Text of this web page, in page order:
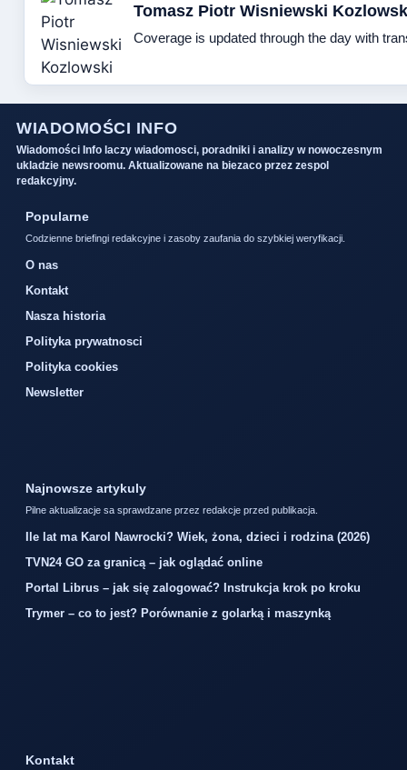
Tomasz Piotr Wisniewski
Coverage is updated through the day with
WIADOMOŚCI INFO
Wiadomości Info laczy wiadomosci, poradniki i analizy w nowoczesnym
ukladzie newsroomu. Aktualizowane na biezaco przez zespol
redakcyjny.
Popularne
Codzienne briefingi redakcyjne i zasoby zaufania do szybkiej weryfikacji.
O nas
Kontakt
Nasza historia
Polityka prywatnosci
Polityka cookies
Newsletter
Najnowsze artykuly
Pilne aktualizacje sa sprawdzane przez redakcje przed publikacja.
Ile lat ma Karol Nawrocki? Wiek, żona, dzieci i rodzina (2026)
TVN24 GO za granicą – jak oglądać online
Portal Librus – jak się zalogować? Instrukcja krok po kroku
Trymer – co to jest? Porównanie z golarką i maszynką
Kontakt